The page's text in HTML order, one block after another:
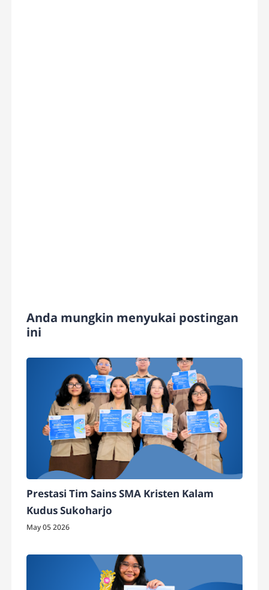
Anda mungkin menyukai postingan
ini
Prestasi Tim Sains SMA Kristen Kalam
Kudus Sukoharjo
May 05 2026